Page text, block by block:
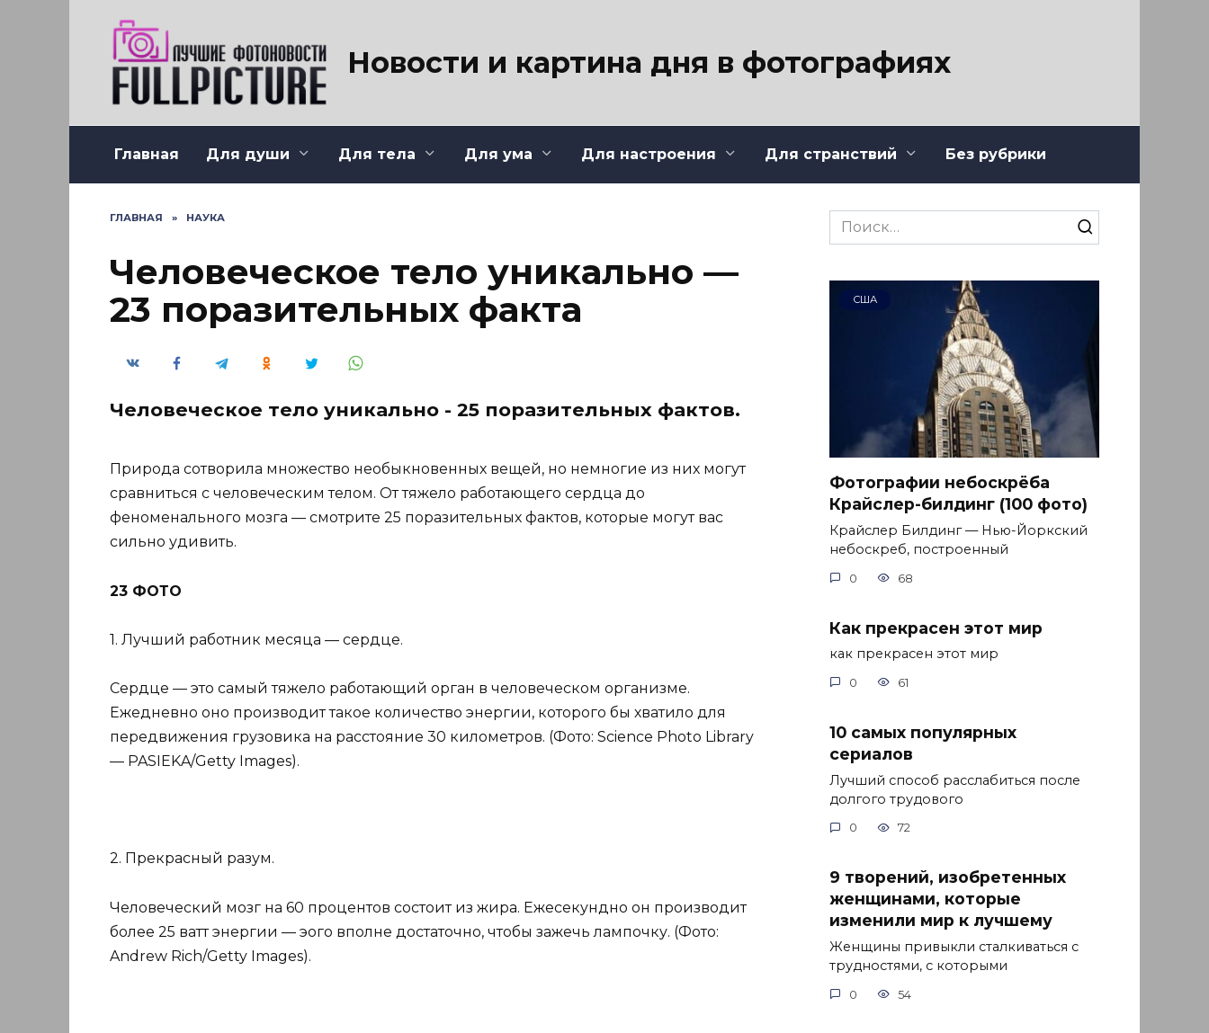
Новости и картина дня в фотографиях
Главная Для души Для тела Для ума Для настроения Для странствий Без рубрики
ГЛАВНАЯ » НАУКА
Человеческое тело уникально —
23 поразительных факта
Человеческое тело уникально - 25 поразительных фактов.
Природа сотворила множество необыкновенных вещей, но немногие из них могут
сравниться с человеческим телом. От тяжело работающего сердца до
феноменального мозга — смотрите 25 поразительных фактов, которые могут вас
сильно удивить.
23 ФОТО
1. Лучший работник месяца — сердце.
Сердце — это самый тяжело работающий орган в человеческом организме.
Ежедневно оно производит такое количество энергии, которого бы хватило для
передвижения грузовика на расстояние 30 километров. (Фото: Science Photo Library
— PASIEKA/Getty Images).
2. Прекрасный разум.
Человеческий мозг на 60 процентов состоит из жира. Ежесекундно он производит
более 25 ватт энергии — эого вполне достаточно, чтобы зажечь лампочку. (Фото:
Andrew Rich/Getty Images).
Search
for:
США
Фотографии небоскрёба
Крайслер-билдинг (100 фото)
Крайслер Билдинг — Нью-Йоркский
небоскреб, построенный
0 68
Как прекрасен этот мир
как прекрасен этот мир
0 61
10 самых популярных
сериалов
Лучший способ расслабиться после
долгого трудового
0 72
9 творений, изобретенных
женщинами, которые
изменили мир к лучшему
Женщины привыкли сталкиваться с
трудностями, с которыми
0 54